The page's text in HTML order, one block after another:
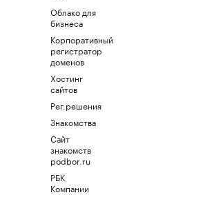
Облако для
бизнеса
Корпоративный
регистратор
доменов
Хостинг
сайтов
Рег.решения
Знакомства
Сайт
знакомств
podbor.ru
РБК
Компании